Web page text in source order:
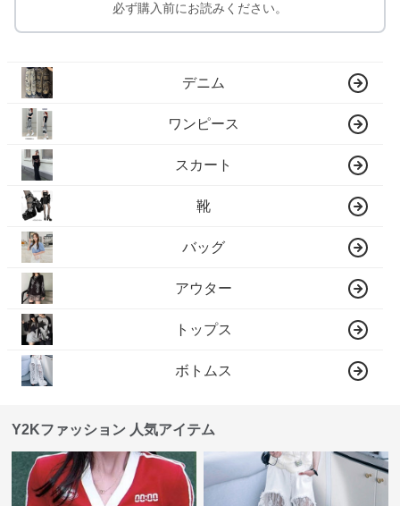
必ず購入前にお読みください。
デニム
ワンピース
スカート
靴
バッグ
アウター
トップス
ボトムス
Y2Kファッション 人気アイテム